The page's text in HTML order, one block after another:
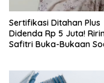
Sertifikasi Ditahan Plus
Didenda Rp 5 Juta!
Safitri Buka-Bukaan
Bengkulu